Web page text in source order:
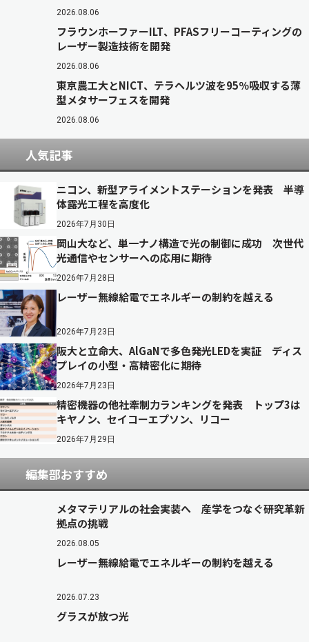
2026.08.06
フラウンホーファーILT、PFASフリーコーティングの
レーザー製造技術を開発
2026.08.06
東京農工大とNICT、テラヘルツ波を95％吸収する薄
型メタサーフェスを開発
2026.08.06
人気記事
ニコン、新型アライメントステーションを発表 半導
体露光工程を高度化
2026年7月30日
岡山大など、単一ナノ構造で光の制御に成功 次世代
光通信やセンサーへの応用に期待
2026年7月28日
レーザー無線給電でエネルギーの制約を越える
2026年7月23日
阪大と立命大、AlGaNで多色発光LEDを実証 ディス
プレイの小型・高精密化に期待
2026年7月23日
精密機器の他社牽制力ランキングを発表 トップ3は
キヤノン、セイコーエプソン、リコー
2026年7月29日
編集部おすすめ
メタマテリアルの社会実装へ 産学をつなぐ研究革新
拠点の挑戦
2026.08.05
レーザー無線給電でエネルギーの制約を越える
2026.07.23
グラスが放つ光